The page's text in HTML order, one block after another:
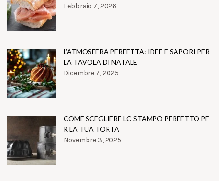
Febbraio 7, 2026
L’ATMOSFERA PERFETTA: IDEE E SAPORI PER
LA TAVOLA DI NATALE
Dicembre 7, 2025
COME SCEGLIERE LO STAMPO PERFETTO PE
R LA TUA TORTA
Novembre 3, 2025